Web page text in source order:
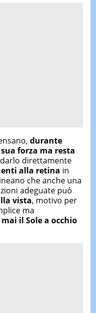
durante
forza ma resta
direttamente
alla retina in
che anche una
adeguate può
vista, motivo per
ma
il Sole a occhio